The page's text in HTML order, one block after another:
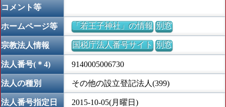
コメント等
ホームページ等 「若王子神社」の情報 別窓
宗教法人情報 国税庁法人番号サイト 別窓
法人番号(＊4) 9140005006730
法人の種別 その他の設立登記法人(399)
法人番号指定日 2015-10-05(月曜日)